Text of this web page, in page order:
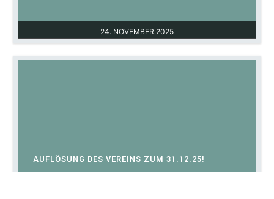
24. NOVEMBER 2025
AUFLÖSUNG DES VEREINS ZUM 31.12.25!